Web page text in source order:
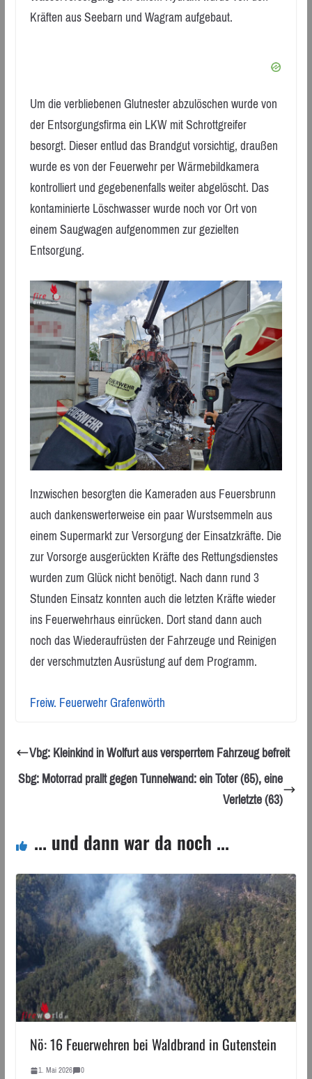
Kräften aus Seebarn und Wagram aufgebaut.
Um die verbliebenen Glutnester abzulöschen wurde von
der Entsorgungsfirma ein LKW mit Schrottgreifer
besorgt. Dieser entlud das Brandgut vorsichtig, draußen
wurde es von der Feuerwehr per Wärmebildkamera
kontrolliert und gegebenenfalls weiter abgelöscht. Das
kontaminierte Löschwasser wurde noch vor Ort von
einem Saugwagen aufgenommen zur gezielten
Entsorgung.
Inzwischen besorgten die Kameraden aus Feuersbrunn
auch dankenswerterweise ein paar Wurstsemmeln aus
einem Supermarkt zur Versorgung der Einsatzkräfte. Die
zur Vorsorge ausgerückten Kräfte des Rettungsdienstes
wurden zum Glück nicht benötigt. Nach dann rund 3
Stunden Einsatz konnten auch die letzten Kräfte wieder
ins Feuerwehrhaus einrücken. Dort stand dann auch
noch das Wiederaufrüsten der Fahrzeuge und Reinigen
der verschmutzten Ausrüstung auf dem Programm.
Freiw. Feuerwehr Grafenwörth
Vbg: Kleinkind in Wolfurt aus versperrtem Fahrzeug befreit
Sbg: Motorrad prallt gegen Tunnelwand: ein Toter (65), eine
Verletzte (63)
... und dann war da noch ...
Nö: 16 Feuerwehren bei Waldbrand in Gutenstein
1. Mai 2026 0